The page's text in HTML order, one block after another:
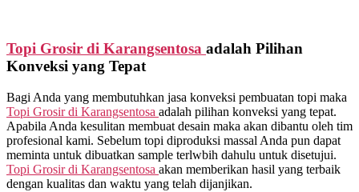
Topi Grosir di Karangsentosa adalah Pilihan
Konveksi yang Tepat
Bagi Anda yang membutuhkan jasa konveksi pembuatan topi maka
Topi Grosir di Karangsentosa adalah pilihan konveksi yang tepat.
Apabila Anda kesulitan membuat desain maka akan dibantu oleh tim
profesional kami. Sebelum topi diproduksi massal Anda pun dapat
meminta untuk dibuatkan sample terlwbih dahulu untuk disetujui.
Topi Grosir di Karangsentosa akan memberikan hasil yang terbaik
dengan kualitas dan waktu yang telah dijanjikan.